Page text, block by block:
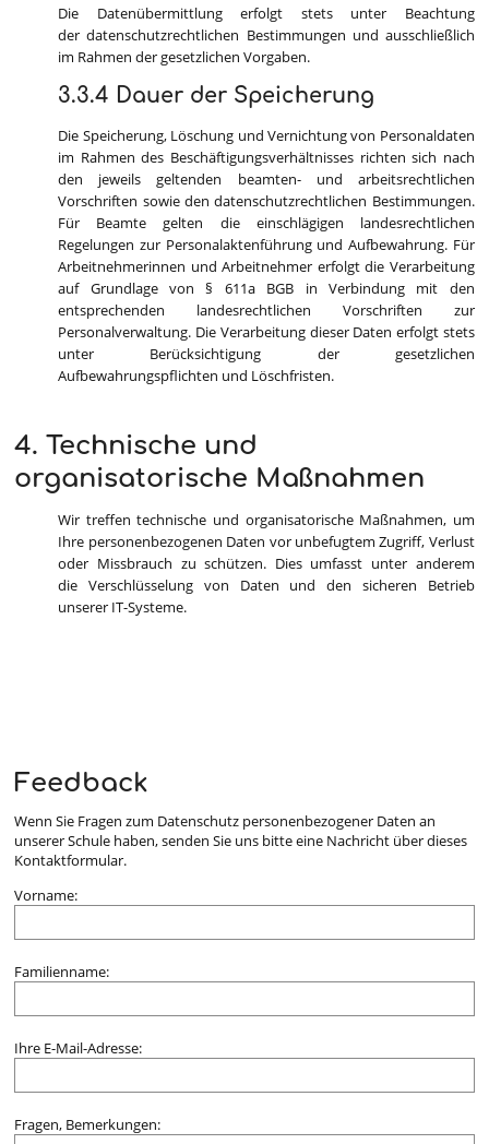
Die Datenübermittlung erfolgt stets unter Beachtung
der datenschutzrechtlichen Bestimmungen und ausschließlich
im Rahmen der gesetzlichen Vorgaben.
3.3.4 Dauer der Speicherung
Die Speicherung, Löschung und Vernichtung von Personaldaten
im Rahmen des Beschäftigungsverhältnisses richten sich nach
den jeweils geltenden beamten- und arbeitsrechtlichen
Vorschriften sowie den datenschutzrechtlichen Bestimmungen.
Für Beamte gelten die einschlägigen landesrechtlichen
Regelungen zur Personalaktenführung und Aufbewahrung. Für
Arbeitnehmerinnen und Arbeitnehmer erfolgt die Verarbeitung
auf Grundlage von § 611a BGB in Verbindung mit den
entsprechenden landesrechtlichen Vorschriften zur
Personalverwaltung. Die Verarbeitung dieser Daten erfolgt stets
unter Berücksichtigung der gesetzlichen
Aufbewahrungspflichten und Löschfristen.
4. Technische und
organisatorische Maßnahmen
Wir treffen technische und organisatorische Maßnahmen, um
Ihre personenbezogenen Daten vor unbefugtem Zugriff, Verlust
oder Missbrauch zu schützen. Dies umfasst unter anderem
die Verschlüsselung von Daten und den sicheren Betrieb
unserer IT-Systeme.
Feedback
Wenn Sie Fragen zum Datenschutz personenbezogener Daten an
unserer Schule haben, senden Sie uns bitte eine Nachricht über dieses
Kontaktformular.
Vorname:
Familienname:
Ihre E-Mail-Adresse:
Fragen, Bemerkungen: